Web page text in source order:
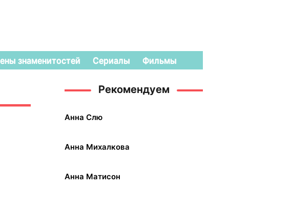
знаменитостей Сериалы Фильмы
Рекомендуем
Анна Слю
Анна Михалкова
Анна Матисон